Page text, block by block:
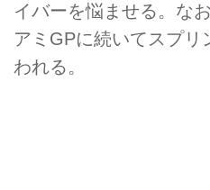
イバーを悩ませる。な
アミGPに続いてスプ
われる。